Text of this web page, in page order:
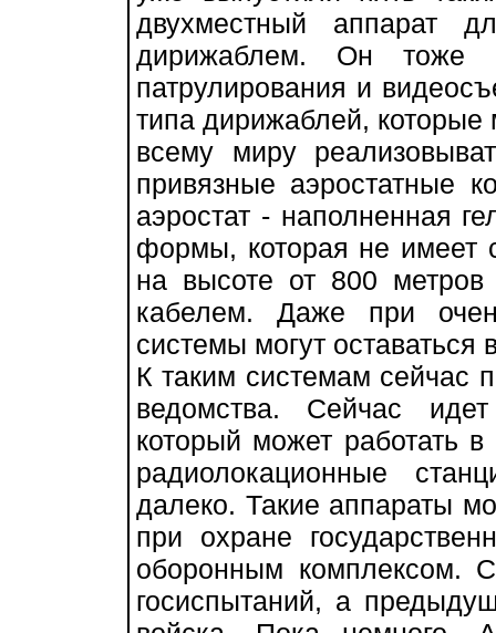
двухместный аппарат
дирижаблем. Он тоже
патрулирования и
типа дирижаблей,
всему миру
привязные аэростатные
аэростат - наполненная
формы, которая не имеет
на высоте от 800
кабелем. Даже при
системы могут оставаться
К таким системам сейчас
ведомства. Сейчас
который может работать
радиолокационные
далеко. Такие аппараты
при охране
оборонным комплексом.
госиспытаний, а